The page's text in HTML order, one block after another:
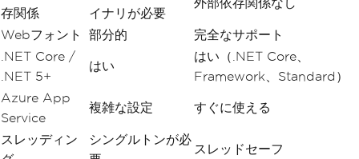
存関係 イナリが必要
外部依存関係なし
Webフォント 部分的
完全なサポート
.NET Core /
.NET 5+
はい
はい（.NET Core、
Framework、Standard）
Azure App
Service
複雑な設定 すぐに使える
スレッディン
シングルトンが必
スレッドセーフ